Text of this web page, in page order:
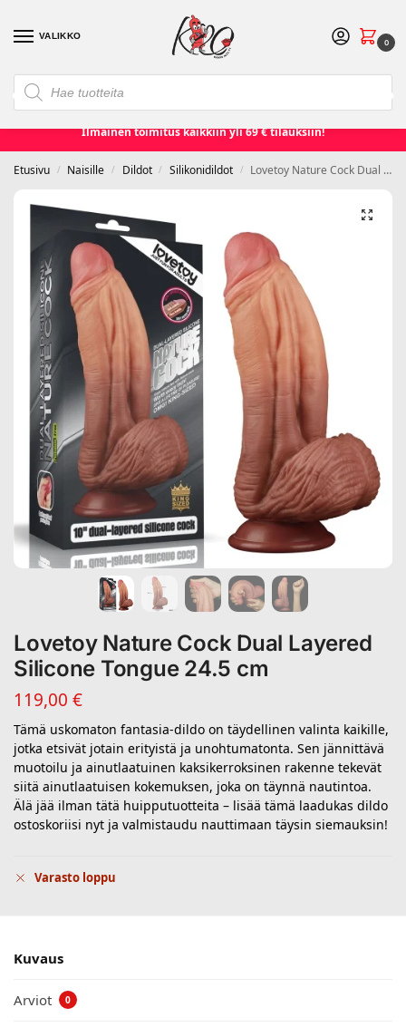
VALIKKO
0
❮ Etusivu Seksilelut ja seksivälineet Miehille❯
Ilmainen toimitus kaikkiin yli 69 € tilauksiin!
Etusivu / Naisille / Dildot / Silikonidildot / Lovetoy Nature Cock Dual Layered Silicone Tongue 24.5 cm
Lovetoy Nature Cock Dual Layered
Silicone Tongue 24.5 cm
119,00 €
Tämä uskomaton fantasia-dildo on täydellinen valinta kaikille,
jotka etsivät jotain erityistä ja unohtumatonta. Sen jännittävä
muotoilu ja ainutlaatuinen kaksikerroksinen rakenne tekevät
siitä ainutlaatuisen kokemuksen, joka on täynnä nautintoa.
Älä jää ilman tätä huipputuotteita – lisää tämä laadukas dildo
ostoskoriisi nyt ja valmistaudu nauttimaan täysin siemauksin!
Varasto loppu
Kuvaus
Arviot 0